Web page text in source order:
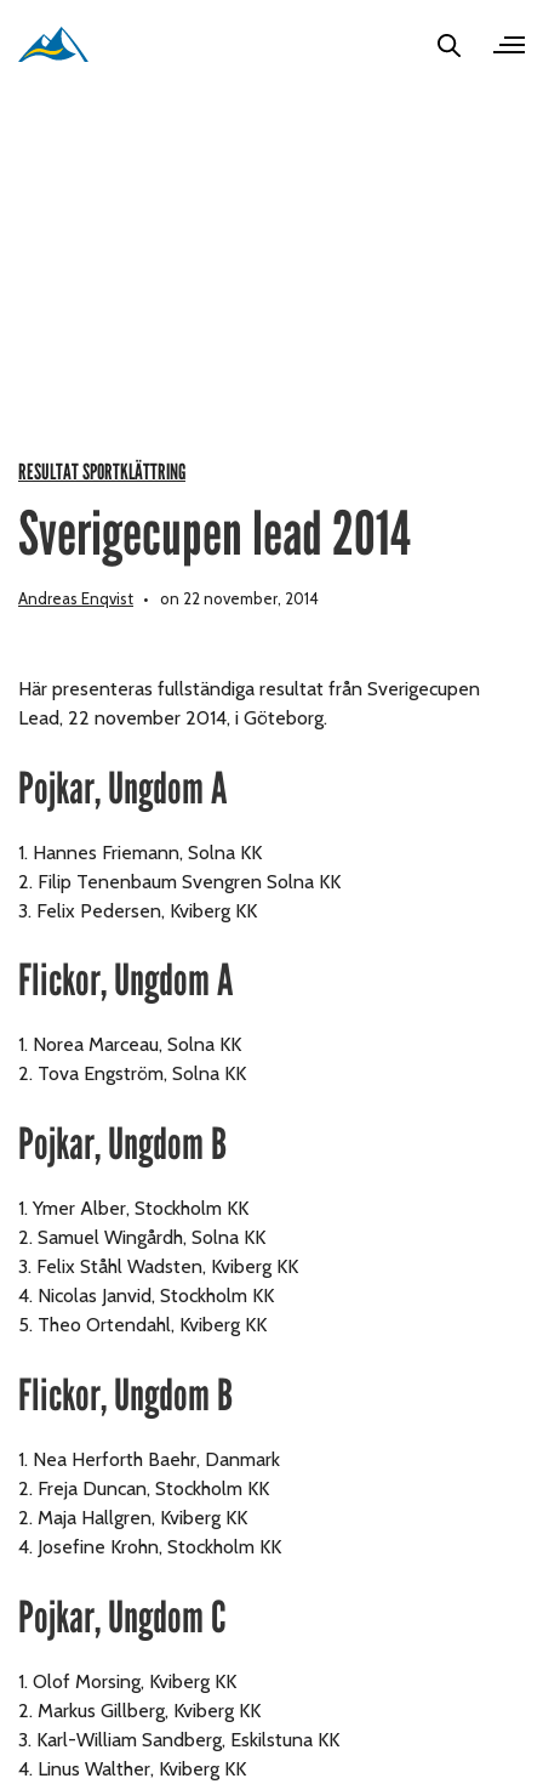
RESULTAT SPORTKLÄTTRING
Sverigecupen lead 2014
Andreas Enqvist on 22 november, 2014
Här presenteras fullständiga resultat från Sverigecupen
Lead, 22 november 2014, i Göteborg.
Pojkar, Ungdom A
1. Hannes Friemann, Solna KK
2. Filip Tenenbaum Svengren Solna KK
3. Felix Pedersen, Kviberg KK
Flickor, Ungdom A
1. Norea Marceau, Solna KK
2. Tova Engström, Solna KK
Pojkar, Ungdom B
1. Ymer Alber, Stockholm KK
2. Samuel Wingårdh, Solna KK
3. Felix Ståhl Wadsten, Kviberg KK
4. Nicolas Janvid, Stockholm KK
5. Theo Ortendahl, Kviberg KK
Flickor, Ungdom B
1. Nea Herforth Baehr, Danmark
2. Freja Duncan, Stockholm KK
2. Maja Hallgren, Kviberg KK
4. Josefine Krohn, Stockholm KK
Pojkar, Ungdom C
1. Olof Morsing, Kviberg KK
2. Markus Gillberg, Kviberg KK
3. Karl-William Sandberg, Eskilstuna KK
4. Linus Walther, Kviberg KK